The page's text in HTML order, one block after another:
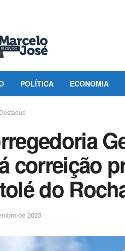
POLÍTICA ECONOMIA
Destaque
correição
do
de 2023